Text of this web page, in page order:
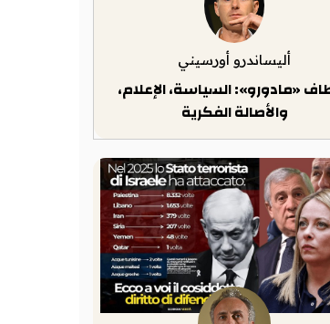
أليساندرو أورسيني
«مادورو»: السياسة، الإعلام،
والأصالة الفكرية